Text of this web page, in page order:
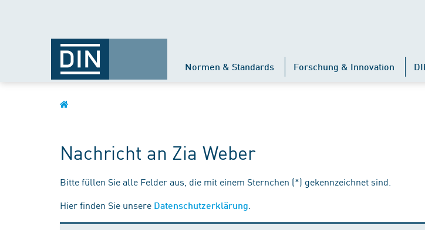
Normen & Standards Forschung & Innovation
Nachricht an Zia Weber
Bitte füllen Sie alle Felder aus, die mit einem Sternchen (*) gekennzeichnet sind.
Hier finden Sie unsere Datenschutzerklärung